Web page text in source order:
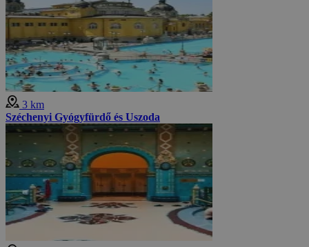
3 km
Széchenyi Gyógyfürdő és Uszoda